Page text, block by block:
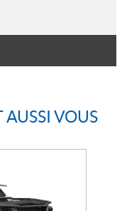
AUSSI VOUS